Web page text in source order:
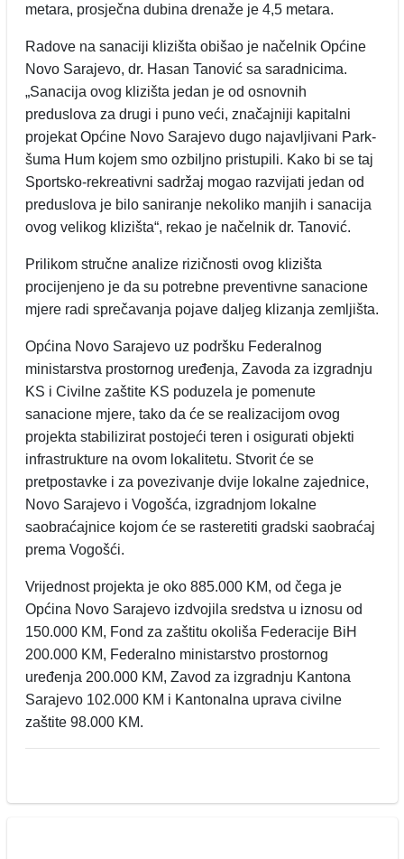
metara, prosječna dubina drenaže je 4,5 metara.
Radove na sanaciji klizišta obišao je načelnik Općine
Novo Sarajevo, dr. Hasan Tanović sa saradnicima.
„Sanacija ovog klizišta jedan je od osnovnih
preduslova za drugi i puno veći, značajniji kapitalni
projekat Općine Novo Sarajevo dugo najavljivani Park-
šuma Hum kojem smo ozbiljno pristupili. Kako bi se taj
Sportsko-rekreativni sadržaj mogao razvijati jedan od
preduslova je bilo saniranje nekoliko manjih i sanacija
ovog velikog klizišta“, rekao je načelnik dr. Tanović.
Prilikom stručne analize rizičnosti ovog klizišta
procijenjeno je da su potrebne preventivne sanacione
mjere radi sprečavanja pojave daljeg klizanja zemljišta.
Općina Novo Sarajevo uz podršku Federalnog
ministarstva prostornog uređenja, Zavoda za izgradnju
KS i Civilne zaštite KS poduzela je pomenute
sanacione mjere, tako da će se realizacijom ovog
projekta stabilizirat postojeći teren i osigurati objekti
infrastrukture na ovom lokalitetu. Stvorit će se
pretpostavke i za povezivanje dvije lokalne zajednice,
Novo Sarajevo i Vogošća, izgradnjom lokalne
saobraćajnice kojom će se rasteretiti gradski saobraćaj
prema Vogošći.
Vrijednost projekta je oko 885.000 KM, od čega je
Općina Novo Sarajevo izdvojila sredstva u iznosu od
150.000 KM, Fond za zaštitu okoliša Federacije BiH
200.000 KM, Federalno ministarstvo prostornog
uređenja 200.000 KM, Zavod za izgradnju Kantona
Sarajevo 102.000 KM i Kantonalna uprava civilne
zaštite 98.000 KM.